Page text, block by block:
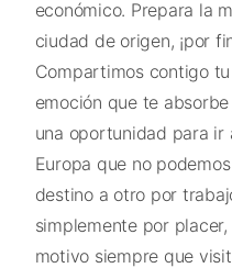
económico. Prepara la
ciudad de origen, ¡por
Compartimos contigo
emoción que te
una oportunidad para
Europa que no
destino a otro por
simplemente por
motivo siempre que